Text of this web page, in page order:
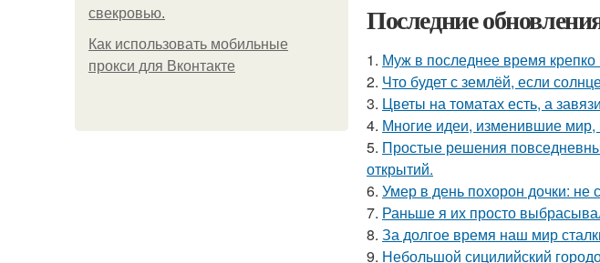
свекровью.
Как использовать мобильные
прокси для Вконтакте
Последние
1. Муж в последнее время крепко
2. Что будет с землёй, если
3. Цветы на томатах есть, а
4. Многие идеи, изменившие
5. Простые решения
открытий.
6. Умер в день похорон дочки: не
7. Раньше я их просто
8. За долгое время наш мир
9. Небольшой сицилийский